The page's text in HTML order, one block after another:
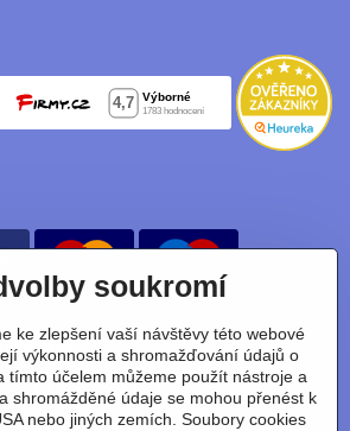
na:
Youtube Tiktok
soukromí
ke zlepšení vaší návštěvy této webové
výkonnosti a shromažďování údajů o
tímto účelem můžeme použít nástroje a
shromážděné údaje se mohou přenést k
nebo jiných zemích. Soubory cookies